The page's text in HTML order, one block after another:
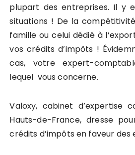
plupart des entreprises. Il y
situations ! De la
famille ou celui dédié à
vos crédits d’impôts !
cas, votre expert-
lequel vous concerne.
Valoxy, cabinet d’expertise
Hauts-de-France, dresse
crédits d’impôts en faveur des